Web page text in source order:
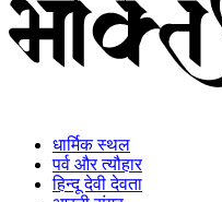
धार्मिक स्थल
पर्व और त्यौहार
हिन्दू देवी देवता